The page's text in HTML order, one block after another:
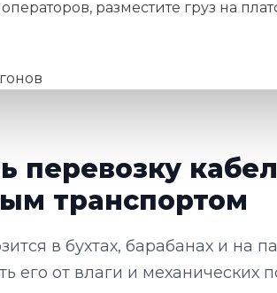
разместите груз на
перевозку
транспортом
в бухтах, барабанах и на
его от влаги и механических